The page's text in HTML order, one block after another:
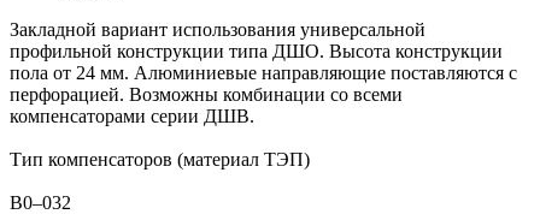
Закладной вариант использования универсальной
профильной конструкции типа ДШО. Высота конструкции
пола от 24 мм. Алюминиевые направляющие поставляются с
перфорацией. Возможны комбинации со всеми
компенсаторами серии ДШВ.
Тип компенсаторов (материал ТЭП)
В0–032